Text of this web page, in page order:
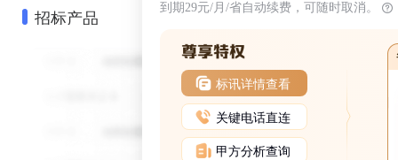
招标产品 到期29元/月/省自动续费，可随时取消。
标讯详情查看
关键电话直连
甲方分析查询